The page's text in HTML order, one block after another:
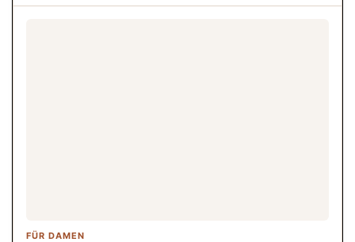
FÜR DAMEN